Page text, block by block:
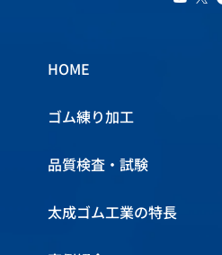
HOME
ゴム練り加工
品質検査・試験
太成ゴム工業の特長